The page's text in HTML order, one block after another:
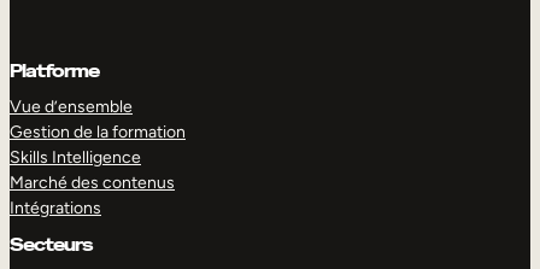
Platforme
Vue d’ensemble
Gestion de la formation
Skills Intelligence
Marché des contenus
Intégrations
Secteurs